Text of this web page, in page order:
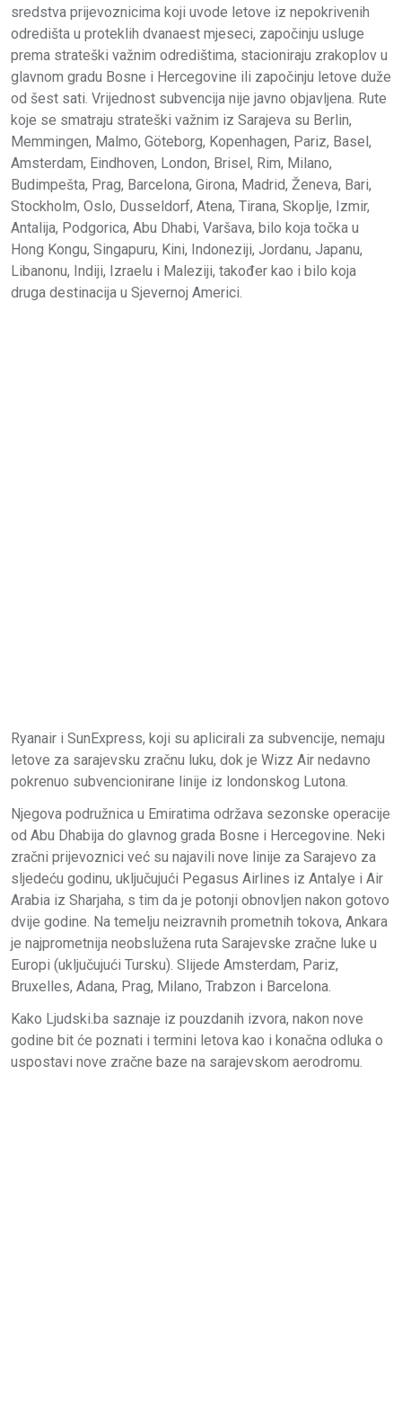
sredstva prijevoznicima koji uvode letove iz nepokrivenih
odredišta u proteklih dvanaest mjeseci, započinju usluge
prema strateški važnim odredištima, stacioniraju zrakoplov u
glavnom gradu Bosne i Hercegovine ili započinju letove duže
od šest sati. Vrijednost subvencija nije javno objavljena. Rute
koje se smatraju strateški važnim iz Sarajeva su Berlin,
Memmingen, Malmo, Göteborg, Kopenhagen, Pariz, Basel,
Amsterdam, Eindhoven, London, Brisel, Rim, Milano,
Budimpešta, Prag, Barcelona, Girona, Madrid, Ženeva, Bari,
Stockholm, Oslo, Dusseldorf, Atena, Tirana, Skoplje, Izmir,
Antalija, Podgorica, Abu Dhabi, Varšava, bilo koja točka u
Hong Kongu, Singapuru, Kini, Indoneziji, Jordanu, Japanu,
Libanonu, Indiji, Izraelu i Maleziji, također kao i bilo koja
druga destinacija u Sjevernoj Americi.
Ryanair i SunExpress, koji su aplicirali za subvencije, nemaju
letove za sarajevsku zračnu luku, dok je Wizz Air nedavno
pokrenuo subvencionirane linije iz londonskog Lutona.
Njegova podružnica u Emiratima održava sezonske operacije
od Abu Dhabija do glavnog grada Bosne i Hercegovine. Neki
zračni prijevoznici već su najavili nove linije za Sarajevo za
sljedeću godinu, uključujući Pegasus Airlines iz Antalye i Air
Arabia iz Sharjaha, s tim da je potonji obnovljen nakon gotovo
dvije godine. Na temelju neizravnih prometnih tokova, Ankara
je najprometnija neobslužena ruta Sarajevske zračne luke u
Europi (uključujući Tursku). Slijede Amsterdam, Pariz,
Bruxelles, Adana, Prag, Milano, Trabzon i Barcelona.
Kako Ljudski.ba saznaje iz pouzdanih izvora, nakon nove
godine bit će poznati i termini letova kao i konačna odluka o
uspostavi nove zračne baze na sarajevskom aerodromu.